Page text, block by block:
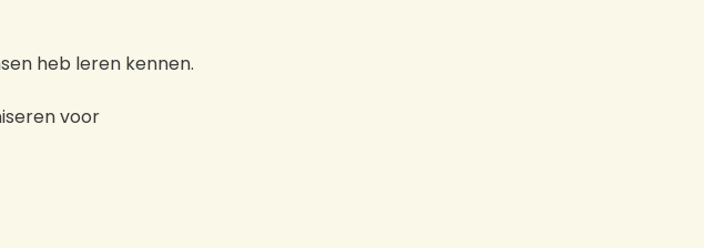
heb leren kennen.
voor